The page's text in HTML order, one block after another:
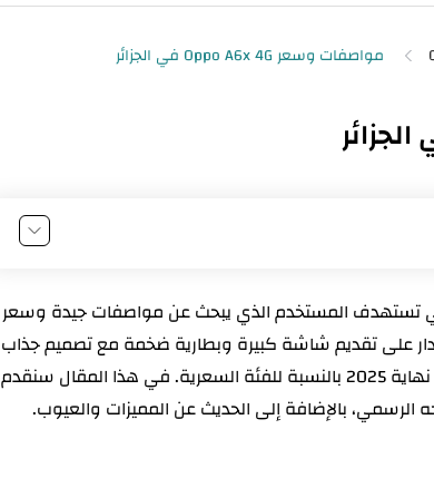
تستهدف المستخدم الذي يبحث عن مواصفات جيدة وسعر
على تقديم شاشة كبيرة وبطارية ضخمة مع تصميم جذاب
واستخدام معالج Qualcomm مما جعله خياراً مناسباً في نهاية 2025 بالنسبة للفئة السعرية. في هذا المقال سنقدم